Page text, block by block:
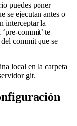
puedes poner
se ejecutan antes o
interceptar la
commit’ te
commit que se
local en la carpeta
git.